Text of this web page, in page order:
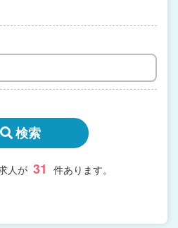
検索
人が 31 件あります。